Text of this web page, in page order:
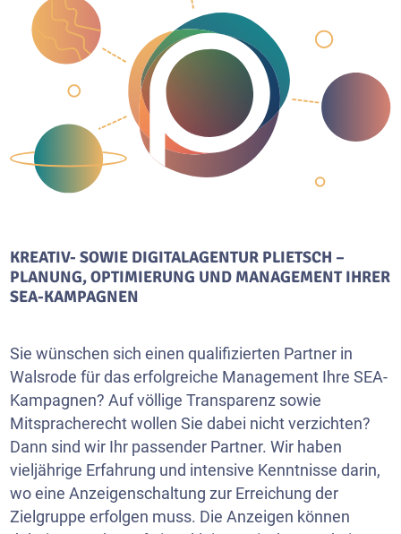
KREATIV- SOWIE DIGITALAGENTUR PLIETSCH –
PLANUNG, OPTIMIERUNG UND MANAGEMENT IHRER
SEA-KAMPAGNEN
Sie wünschen sich einen qualifizierten Partner in
Walsrode für das erfolgreiche Management Ihre SEA-
Kampagnen? Auf völlige Transparenz sowie
Mitspracherecht wollen Sie dabei nicht verzichten?
Dann sind wir Ihr passender Partner. Wir haben
vieljährige Erfahrung und intensive Kenntnisse darin,
wo eine Anzeigenschaltung zur Erreichung der
Zielgruppe erfolgen muss. Die Anzeigen können